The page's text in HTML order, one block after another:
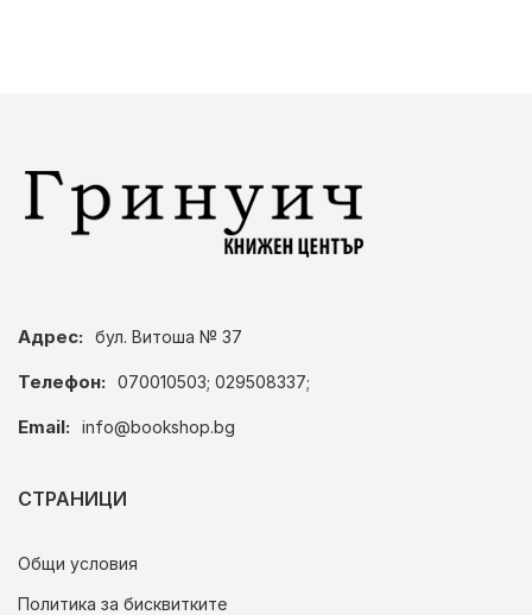
Адрес: бул. Витоша № 37
Телефон: 070010503; 029508337;
Email: info@bookshop.bg
СТРАНИЦИ
Общи условия
Политика за бисквитките